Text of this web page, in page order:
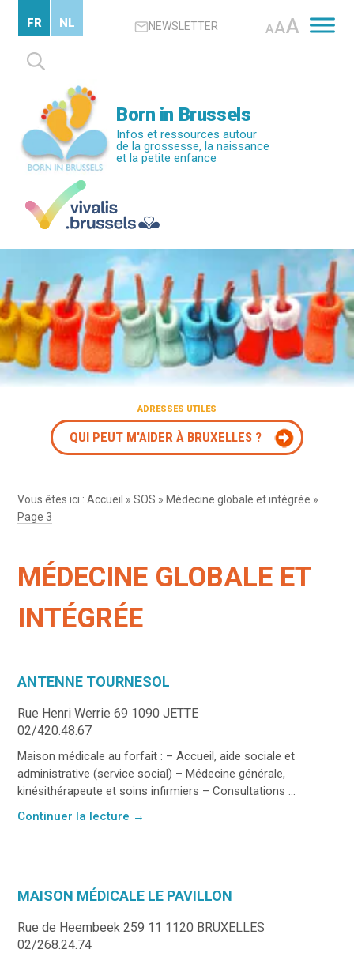
contenu
principal
NEWSLETTER AAA
Rechercher :
FR NL
Born in Brussels
Infos et ressources autour
de la grossesse, la naissance
et la petite enfance
ADRESSES UTILES
QUI PEUT M'AIDER À BRUXELLES ?
Vous êtes ici :Accueil »SOS » Médecine globale et intégrée »
Page 3
MÉDECINE GLOBALE ET
INTÉGRÉE
ANTENNE TOURNESOL
Rue Henri Werrie 69 1090 JETTE
02/420.48.67
Maison médicale au forfait : – Accueil, aide sociale et
administrative (service social) – Médecine générale,
kinésithérapeute et soins infirmiers – Consultations ...
Continuer la lecture →
MAISON MÉDICALE LE PAVILLON
Rue de Heembeek 259 11 1120 BRUXELLES
02/268.24.74